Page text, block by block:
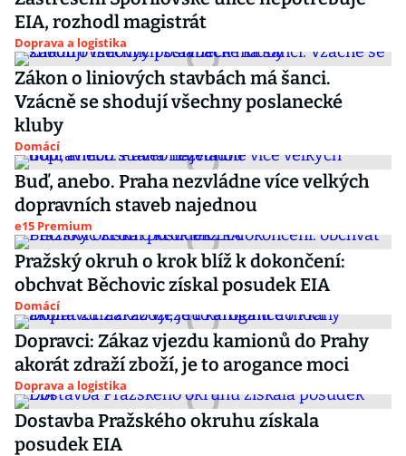
EIA, rozhodl magistrát
Doprava a logistika
Zákon o liniových stavbách má šanci.
Vzácně se shodují všechny poslanecké
kluby
Domácí
Buď, anebo. Praha nezvládne více velkých
dopravních staveb najednou
e15 Premium
Pražský okruh o krok blíž k dokončení:
obchvat Běchovic získal posudek EIA
Domácí
Dopravci: Zákaz vjezdu kamionů do Prahy
akorát zdraží zboží, je to arogance moci
Doprava a logistika
Dostavba Pražského okruhu získala
posudek EIA